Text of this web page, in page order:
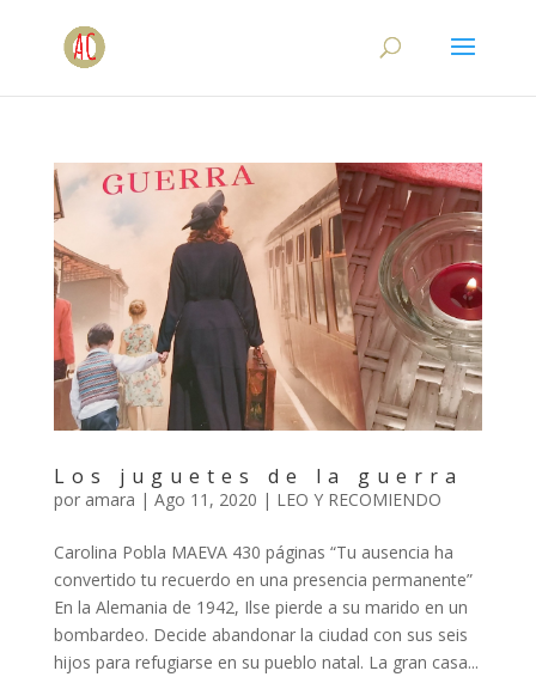
Los juguetes de la guerra
por amara | Ago 11, 2020 | LEO Y RECOMIENDO
Carolina Pobla MAEVA 430 páginas “Tu ausencia ha
convertido tu recuerdo en una presencia permanente”
En la Alemania de 1942, Ilse pierde a su marido en un
bombardeo. Decide abandonar la ciudad con sus seis
hijos para refugiarse en su pueblo natal. La gran casa...